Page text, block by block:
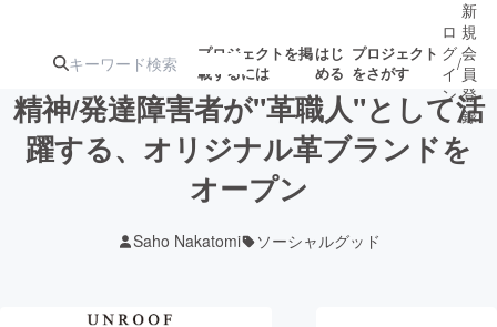
プロジェクトを掲
載するには
はじ
める
プロジェクト
をさがす
注目の新着プロ募集終了が近いプ
ロ
グ
イ
ン
/
新
規
会
員
登
録
精神/発達障害者が"革職人"として活
躍する、オリジナル革ブランドを
オープン
Saho Nakatomi ソーシャルグッド